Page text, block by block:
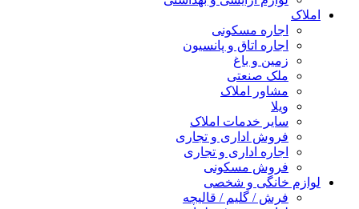
املاک
اجاره مسکونی
اجاره اتاق و پانسیون
زمین و باغ
ملک صنعتی
مشاور املاک
ویلا
سایر خدمات املاک
فروش اداری و تجاری
اجاره اداری و تجاری
فروش مسکونی
لوازم خانگی و شخصی
فرش / گلیم / قالیچه